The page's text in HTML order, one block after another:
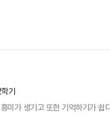
기
미가 생기고 또한 기억하기가